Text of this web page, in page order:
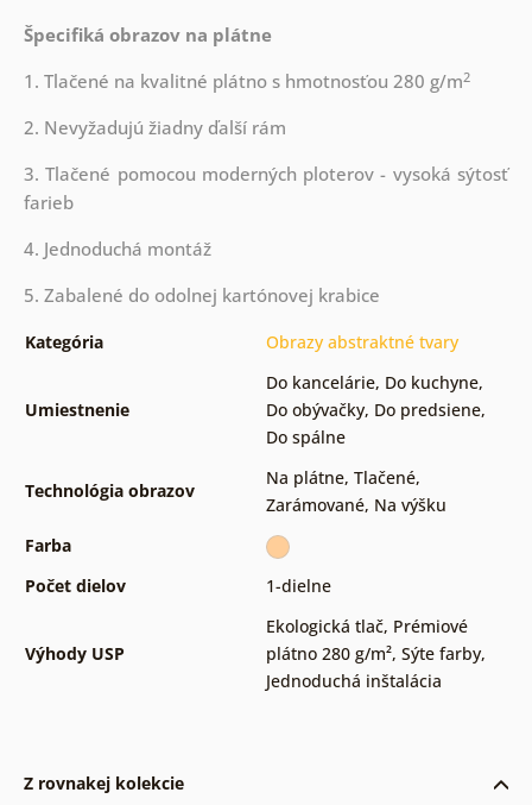
Špecifiká obrazov na plátne
1. Tlačené na kvalitné plátno s hmotnosťou 280 g/m2
2. Nevyžadujú žiadny ďalší rám
3. Tlačené pomocou moderných ploterov - vysoká sýtosť
farieb
4. Jednoduchá montáž
5. Zabalené do odolnej kartónovej krabice
Kategória Obrazy abstraktné tvary
Umiestnenie
Do kancelárie, Do kuchyne,
Do obývačky, Do predsiene,
Do spálne
Technológia obrazov
Na plátne, Tlačené,
Zarámované, Na výšku
Farba
Počet dielov
1-dielne
Výhody USP
Ekologická tlač, Prémiové
plátno 280 g/m², Sýte farby,
Jednoduchá inštalácia
Z rovnakej kolekcie